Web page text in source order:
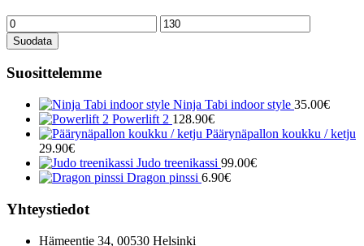
Minimihinta Maksimihinta
Suodata
Suosittelemme
Ninja Tabi indoor style 35.00€
Powerlift 2 128.90€
Päärynäpallon koukku / ketju
29.90€
Judo treenikassi 99.00€
Dragon pinssi 6.90€
Yhteystiedot
Hämeentie 34, 00530 Helsinki